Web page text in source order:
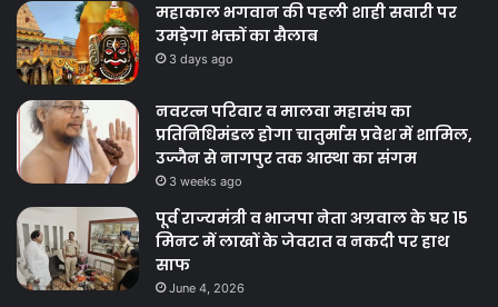
महाकाल भगवान की पहली शाही सवारी पर
उमड़ेगा भक्तों का सैलाब
3 days ago
नवरत्न परिवार व मालवा महासंघ का
प्रतिनिधिमंडल होगा चातुर्मास प्रवेश में शामिल,
उज्जैन से नागपुर तक आस्था का संगम
3 weeks ago
पूर्व राज्यमंत्री व भाजपा नेता अग्रवाल के घर 15
मिनट में लाखों के जेवरात व नकदी पर हाथ
साफ
June 4, 2026